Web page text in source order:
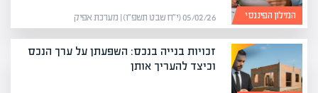
המילון הפיננסי 05/02/26 (י״ח שבט תשפ״ו) | מערכת אפיק
זכויות בנייה בנכס: השפעתן על ערך הנכס
וכיצד להעריך אותן